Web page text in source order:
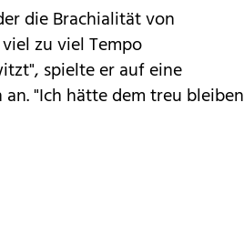
die Brachialität von
zu viel Tempo
spielte er auf eine
"Ich hätte dem treu bleiben